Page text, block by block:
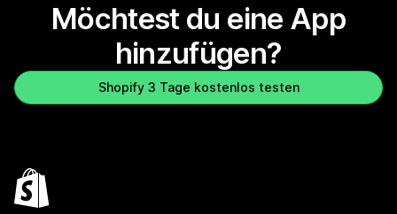
Möchtest du eine App
hinzufügen?
Shopify 3 Tage kostenlos testen